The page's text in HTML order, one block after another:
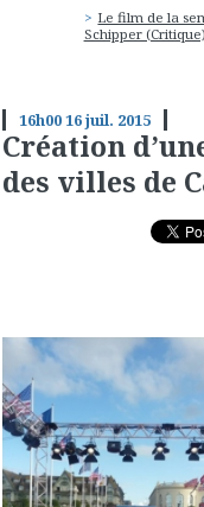
Le film de la
Schipper (Critique)
16h0016juil. 2015
Création
des villes de